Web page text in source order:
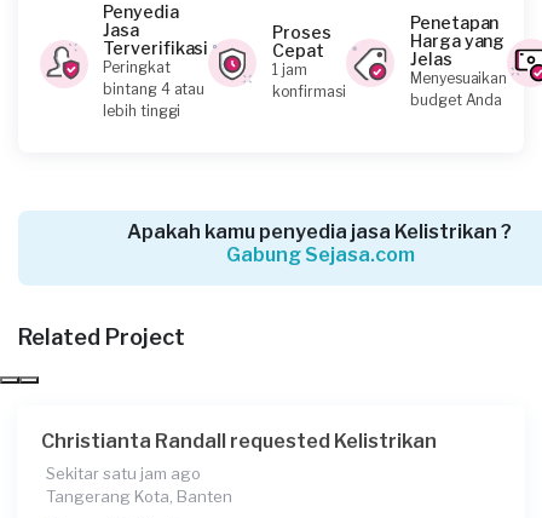
Andhika Putra Widjaja requested Kelistrikan
3 hari yang lalu
Tangerang Selatan, Banten
Tangerang Selatan, Banten
Aulia requested Kelistrikan
Penyedia
Jasa
Terverifikasi
Peringkat
bintang 4 atau
lebih tinggi
Proses
Cepat
1 jam
konfirmasi
Penetapan
Harga yang
Jelas
Menyesuaikan
budget Anda
Apakah kamu penyedia jasa Kelistrikan ?
Gabung Sejasa.com
Related Project
Christianta Randall requested Kelistrikan
Sekitar satu jam ago
Tangerang Kota, Banten